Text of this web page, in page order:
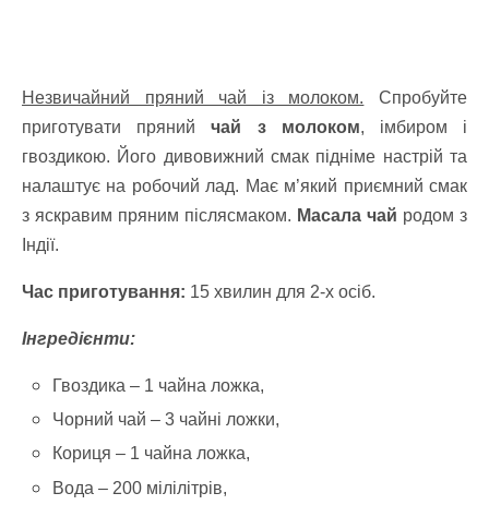
Незвичайний пряний чай із молоком. Спробуйте
приготувати прянийчай з молоком, імбиром і
гвоздикою. Його дивовижний смак підніме настрій та
налаштує на робочий лад. Має м’який приємний смак
з яскравим пряним післясмаком. Масала чай родом з
Індії.
Час приготування: 15 хвилин для 2-х осіб.
Інгредієнти:
Гвоздика – 1 чайна ложка,
Чорний чай – 3 чайні ложки,
Кориця – 1 чайна ложка,
Вода – 200 мілілітрів,